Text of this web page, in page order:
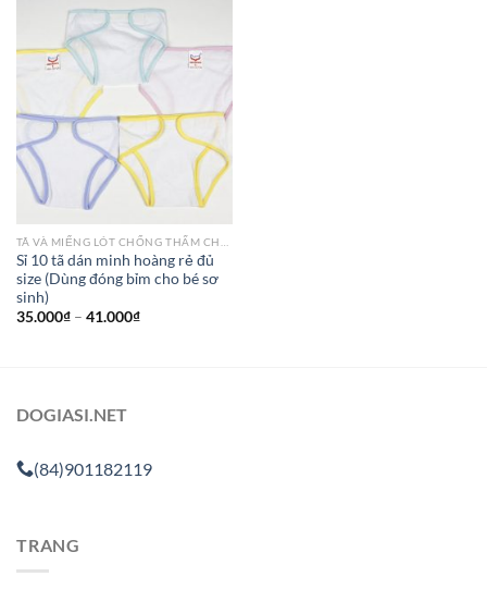
Sỉ 10 tã dán minh hoàng rẻ đủ
size (Dùng đóng bỉm cho bé sơ
sinh)
35.000₫– 41.000₫
DOGIASI.NET
(84)901182119
TRANG